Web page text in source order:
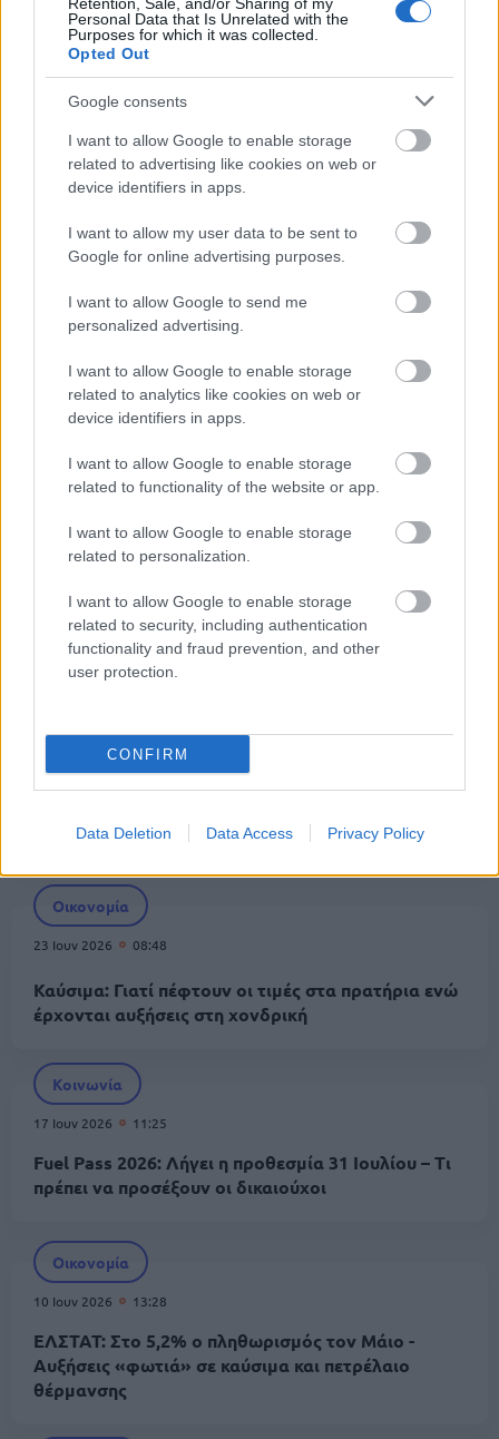
Personal Data that Is Unrelated with the
Purposes for which it was collected.
Opted Out
Google consents
I want to allow Google to enable storage
related to advertising like cookies on web or
device identifiers in apps.
I want to allow my user data to be sent to
Google for online advertising purposes.
I want to allow Google to send me
personalized advertising.
I want to allow Google to enable storage
related to analytics like cookies on web or
device identifiers in apps.
I want to allow Google to enable storage
related to functionality of the website or app.
I want to allow Google to enable storage
related to personalization.
I want to allow Google to enable storage
related to security, including authentication
functionality and fraud prevention, and other
user protection.
CONFIRM
Data Deletion Data Access Privacy Policy
03 Ιουλ 2026 11:08
Πετρέλαιο κίνησης: Μικρή η αύξηση στις τιμές μετά
τη λήξη της επιδότησης
Πολιτική
30 Ιουν 2026 11:50
Μητσοτάκης στο Υπουργικό: Νέα πτώση στη
βενζίνη και πάγωμα τιμών για δύο μήνες
Πολιτική
26 Ιουν 2026 12:56
Θεοδωρικάκος: Νέες μειώσεις τιμών στα σούπερ
μάρκετ – Τέλος το πλαφόν στα καύσιμα
25 Ιουν 2026
Επίδομα θέρμανσης: Νέα ευκαιρία για διορθώσεις
στα παραστατικά – Τι πρέπει να γνωρίζουν οι
δικαιούχοι
24 Ιουν 2026
ΑΑΔΕ: Υποχρεωτική αναγραφή ΑΦΜ στις
αποδείξεις λιανικής
Οικονομία
23 Ιουν 2026 08:48
Καύσιμα: Γιατί πέφτουν οι τιμές στα πρατήρια ενώ
έρχονται αυξήσεις στη χονδρική
Κοινωνία
17 Ιουν 2026 11:25
Fuel Pass 2026: Λήγει η προθεσμία 31 Ιουλίου – Τι
πρέπει να προσέξουν οι δικαιούχοι
Οικονομία
10 Ιουν 2026 13:28
ΕΛΣΤΑΤ: Στο 5,2% ο πληθωρισμός τον Μάιο -
Αυξήσεις «φωτιά» σε καύσιμα και πετρέλαιο
θέρμανσης